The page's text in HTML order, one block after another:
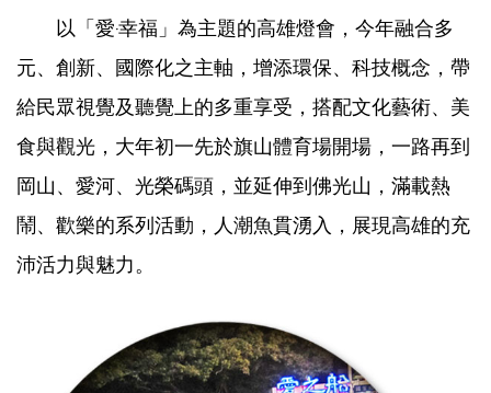
以「愛‧幸福」為主題的高雄燈會，今年融合多
元、創新、國際化之主軸，增添環保、科技概念，帶
給民眾視覺及聽覺上的多重享受，搭配文化藝術、美
食與觀光，大年初一先於旗山體育場開場，一路再到
岡山、愛河、光榮碼頭，並延伸到佛光山，滿載熱
鬧、歡樂的系列活動，人潮魚貫湧入，展現高雄的充
沛活力與魅力。